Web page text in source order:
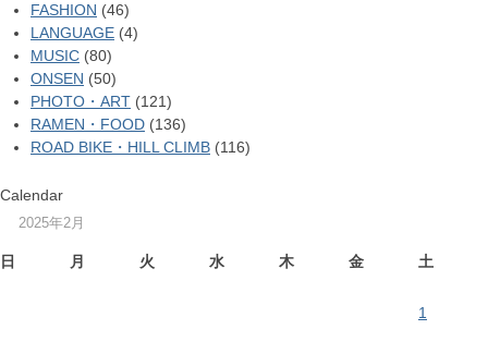
FASHION (46)
LANGUAGE (4)
MUSIC (80)
ONSEN (50)
PHOTO・ART (121)
RAMEN・FOOD (136)
ROAD BIKE・HILL CLIMB (116)
Calendar
2025年2月
日 月 火 水 木 金 土
1